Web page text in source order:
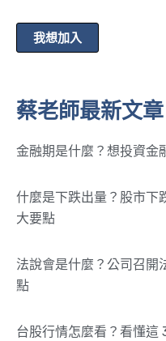
我想加入
蔡老師最新文章
金融期是什麼？想投資金
什麼是下跌出量？股市下
大要點
法說會是什麼？公司召開
點
台股行情怎麼看？看懂這